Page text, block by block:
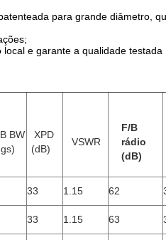
para grande diâmetro,
e garante a qualidade testada
BW
XPD
(dB)
VSWR
F/B
rádio
(dB)
33 1.15 62
33 1.15 63